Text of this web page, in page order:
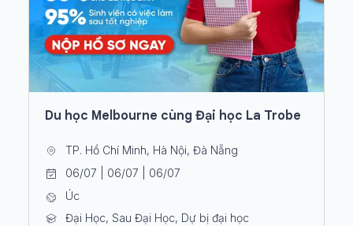
Du học Melbourne cùng Đại học La Trobe
TP. Hồ Chí Minh, Hà Nội, Đà Nẵng
06/07 | 06/07 | 06/07
Úc
Đại Học, Sau Đại Học, Dự bị đại học